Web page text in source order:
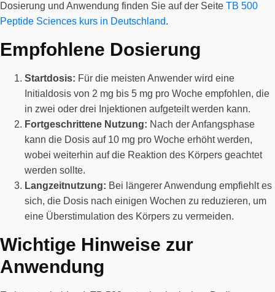
Dosierung und Anwendung finden Sie auf der Seite TB 500
Peptide Sciences kurs in Deutschland.
Empfohlene Dosierung
Startdosis: Für die meisten Anwender wird eine
Initialdosis von 2 mg bis 5 mg pro Woche empfohlen, die
in zwei oder drei Injektionen aufgeteilt werden kann.
Fortgeschrittene Nutzung: Nach der Anfangsphase
kann die Dosis auf 10 mg pro Woche erhöht werden,
wobei weiterhin auf die Reaktion des Körpers geachtet
werden sollte.
Langzeitnutzung: Bei längerer Anwendung empfiehlt es
sich, die Dosis nach einigen Wochen zu reduzieren, um
eine Überstimulation des Körpers zu vermeiden.
Wichtige Hinweise zur
Anwendung